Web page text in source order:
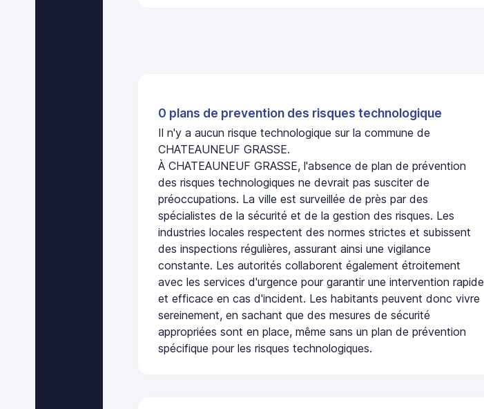
0 plans de prevention des risques technologique
Il n'y a aucun risque technologique sur la commune de
CHATEAUNEUF GRASSE.
À CHATEAUNEUF GRASSE, l'absence de plan de prévention
des risques technologiques ne devrait pas susciter de
préoccupations. La ville est surveillée de près par des
spécialistes de la sécurité et de la gestion des risques. Les
industries locales respectent des normes strictes et subissent
des inspections régulières, assurant ainsi une vigilance
constante. Les autorités collaborent également étroitement
avec les services d'urgence pour garantir une intervention rapide
et efficace en cas d'incident. Les habitants peuvent donc vivre
sereinement, en sachant que des mesures de sécurité
appropriées sont en place, même sans un plan de prévention
spécifique pour les risques technologiques.